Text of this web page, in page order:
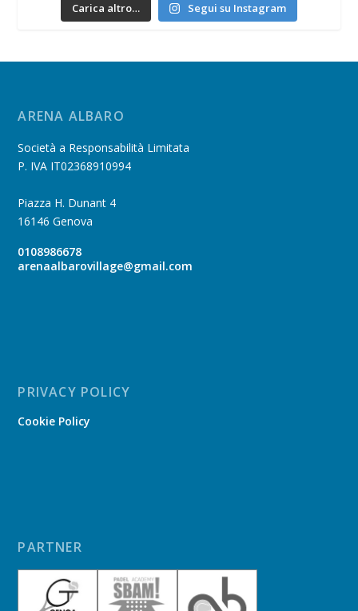
Carica altro… Segui su Instagram
ARENA ALBARO
Società a Responsabilità Limitata
P. IVA IT02368910994
Piazza H. Dunant 4
16146 Genova
0108986678
arenaalbarovillage@gmail.com
PRIVACY POLICY
Cookie Policy
PARTNER